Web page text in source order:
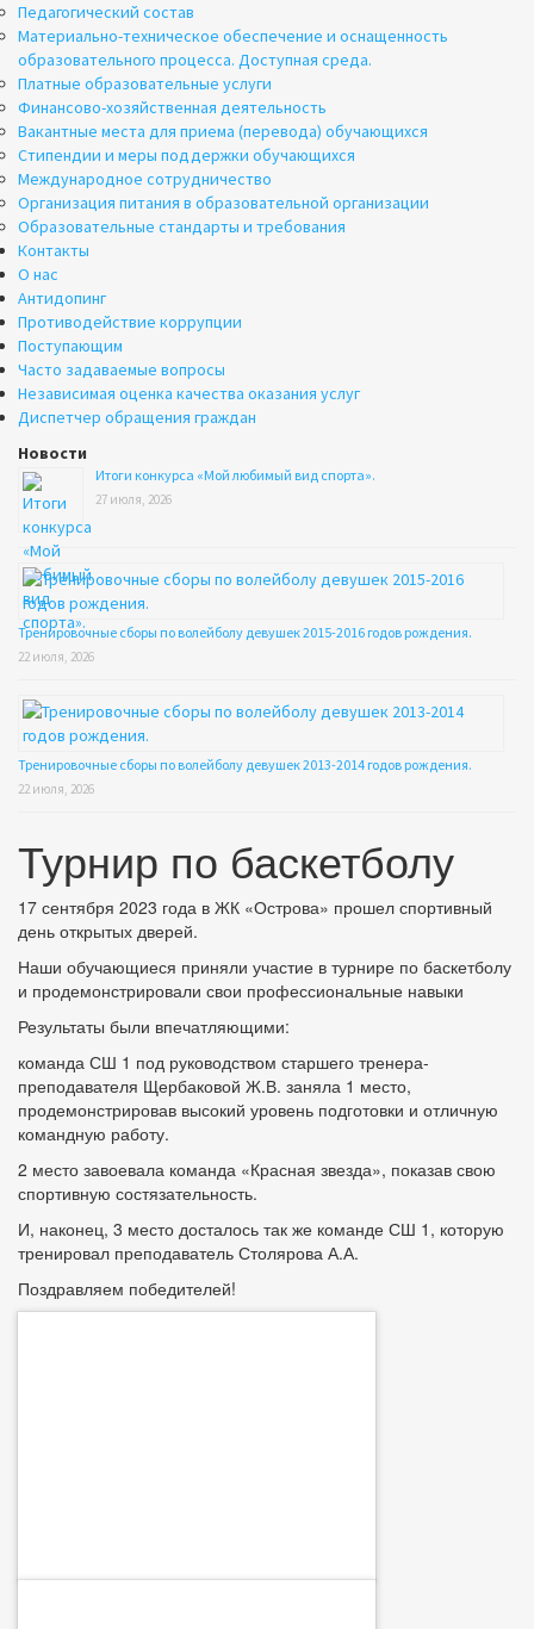
Педагогический состав
Материально-техническое обеспечение и оснащенность
образовательного процесса. Доступная среда.
Платные образовательные услуги
Финансово-хозяйственная деятельность
Вакантные места для приема (перевода) обучающихся
Стипендии и меры поддержки обучающихся
Международное сотрудничество
Организация питания в образовательной организации
Образовательные стандарты и требования
Контакты
О нас
Антидопинг
Противодействие коррупции
Поступающим
Часто задаваемые вопросы
Независимая оценка качества оказания услуг
Диспетчер обращения граждан
Новости
Итоги конкурса «Мой любимый вид спорта».
27 июля, 2026
Тренировочные сборы по волейболу девушек 2015-2016 годов рождения.
22 июля, 2026
Тренировочные сборы по волейболу девушек 2013-2014 годов рождения.
22 июля, 2026
Турнир по баскетболу
17 сентября 2023 года в ЖК «Острова» прошел спортивный
день открытых дверей.
Наши обучающиеся приняли участие в турнире по баскетболу
и продемонстрировали свои профессиональные навыки
Результаты были впечатляющими:
команда СШ 1 под руководством старшего тренера-
преподавателя Щербаковой Ж.В. заняла 1 место,
продемонстрировав высокий уровень подготовки и отличную
командную работу.
2 место завоевала команда «Красная звезда», показав свою
спортивную состязательность.
И, наконец, 3 место досталось так же команде СШ 1, которую
тренировал преподаватель Столярова А.А.
Поздравляем победителей!